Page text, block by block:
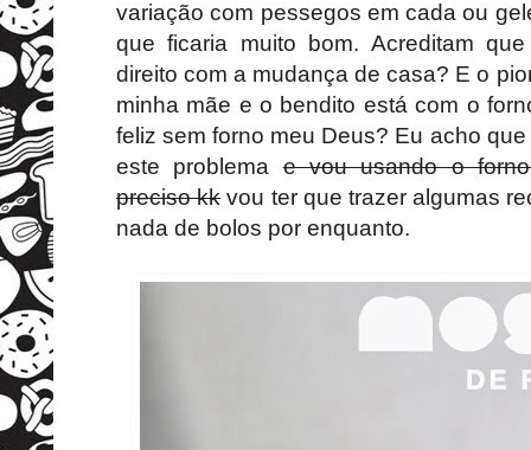
variação com pessegos em cada ou
que ficaria muito bom. Acreditam
direito com a mudança de casa? E o
minha mãe e o bendito está com o
feliz sem forno meu Deus? Eu acho
este problemae vou usando o
preciso kkvou ter que trazer algumas
nada de bolos por enquanto.